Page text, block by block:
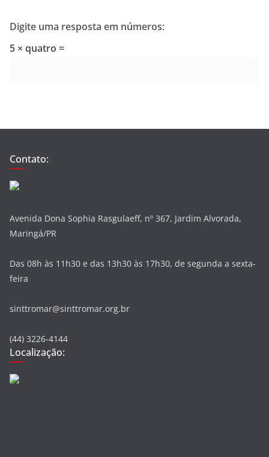
Digite uma resposta em números:
5 × quatro =
Contato:
Avenida Dona Sophia Rasgulaeff, nº 367, Jardim Alvorada,
Maringá/PR
Das 08h às 11h30 e das 13h30 às 17h30, de segunda a sexta-
feira
sinttromar@sinttromar.org.br
(44) 3226-4144
Localização: